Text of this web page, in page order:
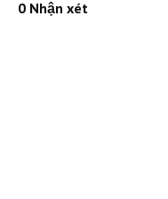
0 Nhận xét